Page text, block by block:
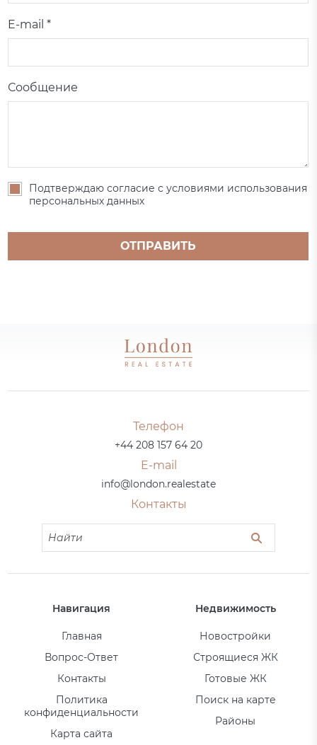
E-mail *
Сообщение
Подтверждаю согласие с условиями использования
персональных данных
ОТПРАВИТЬ
Телефон
+44 208 157 64 20
E-mail
info@london.realestate
Контакты
Навигация
Главная
Вопрос-Ответ
Контакты
Политика
конфиденциальности
Карта сайта
Недвижимость
Новостройки
Строящиеся ЖК
Готовые ЖК
Поиск на карте
Районы